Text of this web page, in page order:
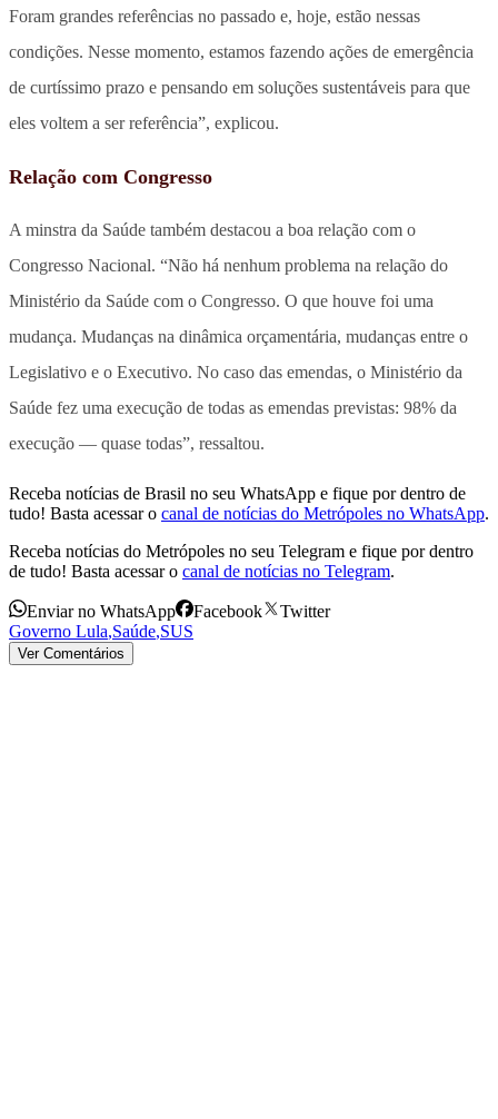
Foram grandes referências no passado e, hoje, estão nessas
condições. Nesse momento, estamos fazendo ações de emergência
de curtíssimo prazo e pensando em soluções sustentáveis para que
eles voltem a ser referência”, explicou.
Relação com Congresso
A minstra da Saúde também destacou a boa relação com o
Congresso Nacional. “Não há nenhum problema na relação do
Ministério da Saúde com o Congresso. O que houve foi uma
mudança. Mudanças na dinâmica orçamentária, mudanças entre o
Legislativo e o Executivo. No caso das emendas, o Ministério da
Saúde fez uma execução de todas as emendas previstas: 98% da
execução — quase todas”, ressaltou.
Receba notícias de Brasil no seu WhatsApp e fique por dentro de
tudo! Basta acessar o canal de notícias do Metrópoles no WhatsApp.
Receba notícias do Metrópoles no seu Telegram e fique por dentro
de tudo! Basta acessar o canal de notícias no Telegram.
Enviar no WhatsApp Facebook
Twitter
Governo Lula,Saúde,SUS
Ver Comentários